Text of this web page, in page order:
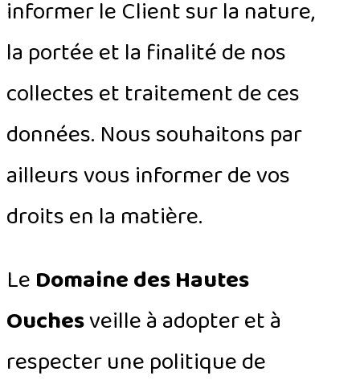
informer le Client sur la nature,
la portée et la finalité de nos
collectes et traitement de ces
données. Nous souhaitons par
ailleurs vous informer de vos
droits en la matière.
LeDomaine des Hautes
Ouchesveille à adopter et à
respecter une politique de